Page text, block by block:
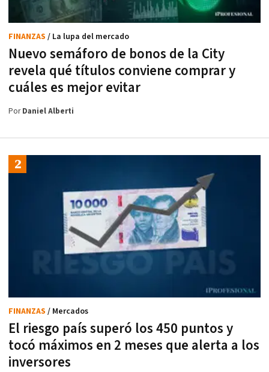
Nuevo semáforo de bonos de la City
revela qué títulos conviene comprar y
cuáles es mejor evitar
FINANZAS / La lupa del mercado
PorDaniel Alberti
El riesgo país superó los 450 puntos y
tocó máximos en 2 meses que alerta a los
inversores
FINANZAS / Mercados